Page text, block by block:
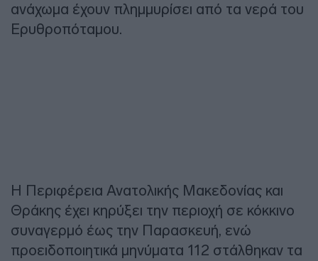
ανάχωμα έχουν πλημμυρίσει από τα νερά του
Ερυθροπόταμου.
Η Περιφέρεια Ανατολικής Μακεδονίας και
Θράκης έχει κηρύξει την περιοχή σε κόκκινο
συναγερμό έως την Παρασκευή, ενώ
προειδοποιητικά μηνύματα 112 στάλθηκαν τα